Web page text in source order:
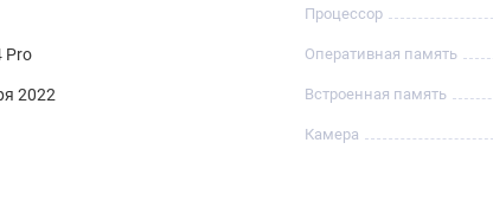
Pro
2022
Процессор
Оперативная память
Встроенная память
Камера